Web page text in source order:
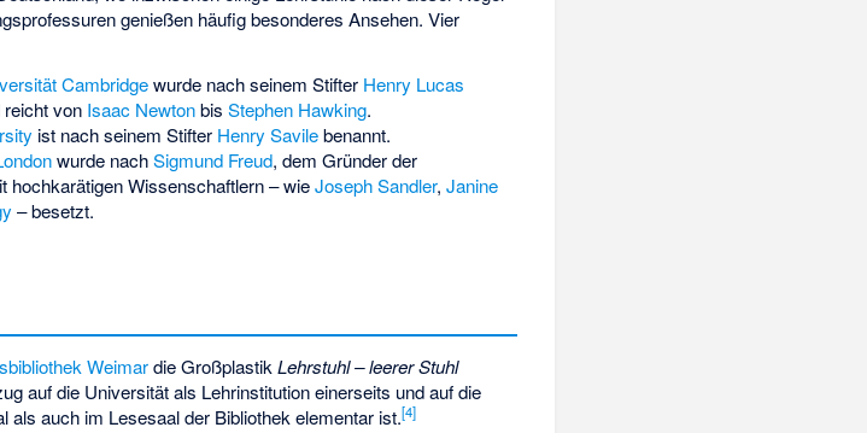
genießen häufig besonderes Ansehen. Vier
Cambridgewurde nach seinem Stifter Henry Lucas
von Isaac Newtonbis Stephen Hawking.
ist nach seinem Stifter Henry Savilebenannt.
wurde nachSigmund Freud, dem Gründer der
hochkarätigen Wissenschaftlern – wieJoseph Sandler, Janine
– besetzt.
Weimardie GroßplastikLehrstuhl – leerer Stuhl
auf die Universität als Lehrinstitution einerseits und auf die
als auch im Lesesaal der Bibliothek elementar ist.[4]